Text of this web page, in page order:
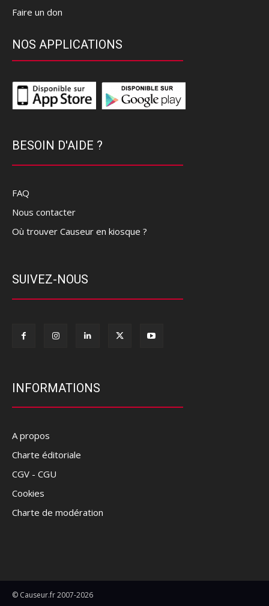
Faire un don
NOS APPLICATIONS
BESOIN D'AIDE ?
FAQ
Nous contacter
Où trouver Causeur en kiosque ?
SUIVEZ-NOUS
INFORMATIONS
A propos
Charte éditoriale
CGV - CGU
Cookies
Charte de modération
© Causeur.fr 2007-2026